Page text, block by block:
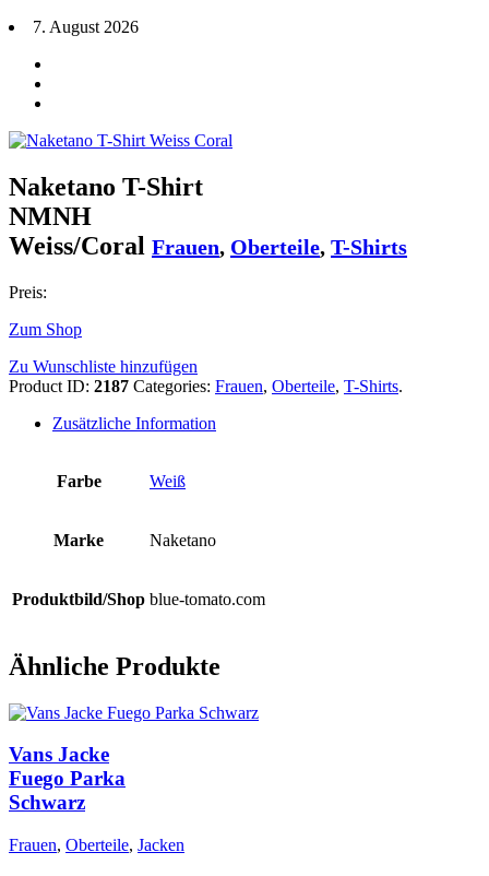
7. August 2026
Naketano T-Shirt
NMNH
Weiss/Coral Frauen, Oberteile, T-Shirts
Preis:
Zum Shop
Zu Wunschliste hinzufügen
Product ID: 2187 Categories: Frauen, Oberteile, T-Shirts.
Zusätzliche Information
Farbe Weiß
Marke Naketano
Produktbild/Shop blue-tomato.com
Ähnliche Produkte
Vans Jacke
Fuego Parka
Schwarz
Frauen, Oberteile, Jacken